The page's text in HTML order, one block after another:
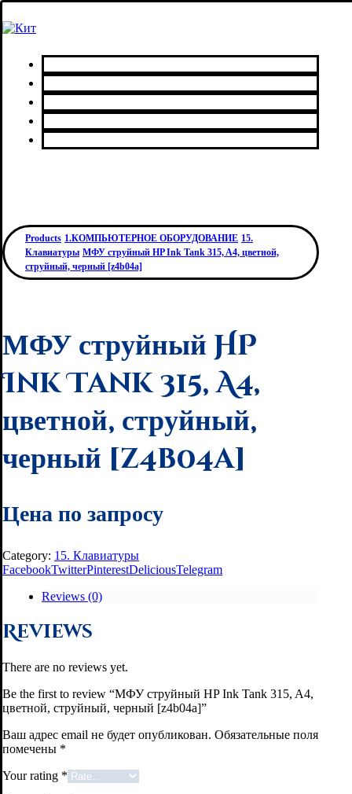
Products 1.КОМПЬЮТЕРНОЕ ОБОРУДОВАНИЕ 15.
Клавиатуры МФУ струйный HP Ink Tank 315, A4, цветной,
струйный, черный [z4b04a]
МФУ струйный HP
Ink Tank 315, A4,
цветной, струйный,
черный [z4b04a]
Цена по запросу
Category: 15. Клавиатуры
FacebookTwitterPinterestDeliciousTelegram
Reviews (0)
Reviews
There are no reviews yet.
Be the first to review “МФУ струйный HP Ink Tank 315, A4,
цветной, струйный, черный [z4b04a]”
Ваш адрес email не будет опубликован. Обязательные поля
помечены *
Your rating *